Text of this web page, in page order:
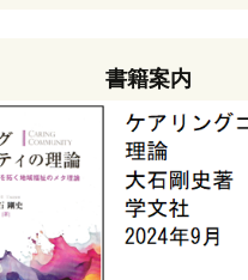
書籍案内